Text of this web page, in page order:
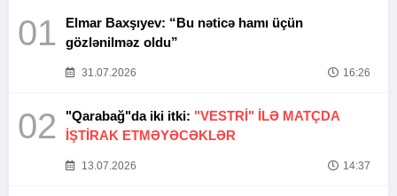
01
Elmar Baxşıyev: “Bu nəticə hamı üçün
gözlənilməz oldu”
31.07.2026 16:26
02 "Qarabağ"da iki itki: "VESTRİ" İLƏ MATÇDA
İŞTİRAK ETMƏYƏCƏKLƏR
13.07.2026 14:37